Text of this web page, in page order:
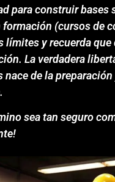
para construir bases
formación (cursos de
límites y recuerda que
La verdadera
nace de la
sea tan seguro